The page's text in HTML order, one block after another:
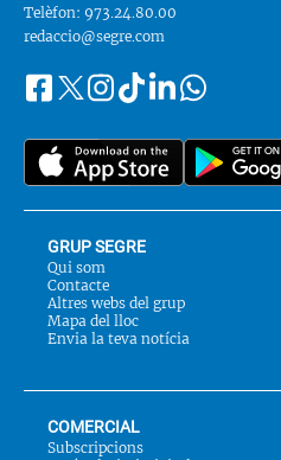
Telèfon: 973.24.80.00
redaccio@segre.com
Segueix-
a::
FacebookInstagram
TiktokLinkedinWhatsapp
GRUP SEGRE
Qui som
Contacte
Altres webs del grup
Mapa del lloc
Envia la teva notícia
COMERCIAL
Subscripcions